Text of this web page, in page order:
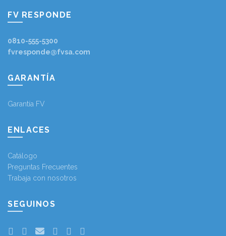
FV RESPONDE
0810-555-5300
fvresponde@fvsa.com
GARANTÍA
Garantía FV
ENLACES
Catálogo
Preguntas Frecuentes
Trabaja con nosotros
SEGUINOS